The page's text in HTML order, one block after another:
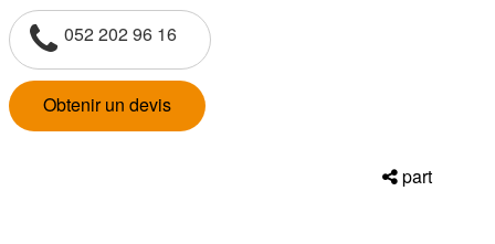
052 202 96 16
Obtenir un devis
part